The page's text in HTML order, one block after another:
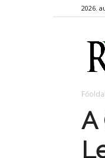
2026.
Főoldal
A